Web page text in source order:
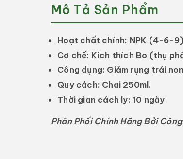
Mô Tả Sản Phẩm
Hoạt chất chính: NPK (4-6-9)
Cơ chế: Kích thích Bo (thụ
Công dụng: Giảm rụng trái
Quy cách: Chai 250ml.
Thời gian cách ly: 10 ngày.
Phân Phối Chính Hãng Bởi